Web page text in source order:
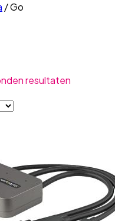
/Go
resultaten